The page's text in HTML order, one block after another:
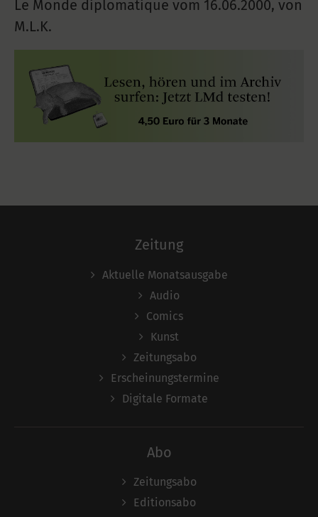
Le Monde diplomatique vom 16.06.2000, von
M.L.K.
Zeitung
Aktuelle Monatsausgabe
Audio
Comics
Kunst
Zeitungsabo
Erscheinungstermine
Digitale Formate
Abo
Zeitungsabo
Editionsabo